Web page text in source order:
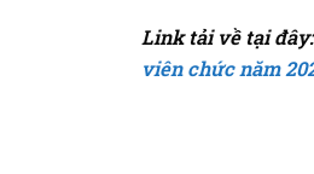
Link tải về tại đây:
viên chức năm